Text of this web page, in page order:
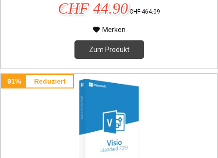
CHF 44.90 CHF 464.09
Merken
Zum Produkt
91% Reduziert